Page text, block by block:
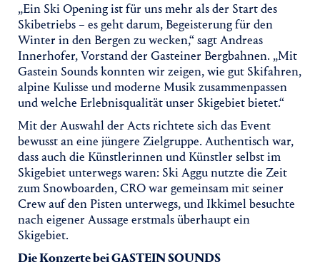
„Ein Ski Opening ist für uns mehr als der Start des
Skibetriebs – es geht darum, Begeisterung für den
Winter in den Bergen zu wecken,“ sagt Andreas
Innerhofer, Vorstand der Gasteiner Bergbahnen. „Mit
Gastein Sounds konnten wir zeigen, wie gut Skifahren,
alpine Kulisse und moderne Musik zusammenpassen
und welche Erlebnisqualität unser Skigebiet bietet.“
Mit der Auswahl der Acts richtete sich das Event
bewusst an eine jüngere Zielgruppe. Authentisch war,
dass auch die Künstlerinnen und Künstler selbst im
Skigebiet unterwegs waren: Ski Aggu nutzte die Zeit
zum Snowboarden, CRO war gemeinsam mit seiner
Crew auf den Pisten unterwegs, und Ikkimel besuchte
nach eigener Aussage erstmals überhaupt ein
Skigebiet.
Die Konzerte bei GASTEIN SOUNDS